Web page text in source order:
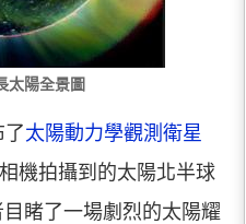
太陽全景圖
太陽動力學觀測衛星
機拍攝到的太陽北半球
睹了一場劇烈的太陽耀